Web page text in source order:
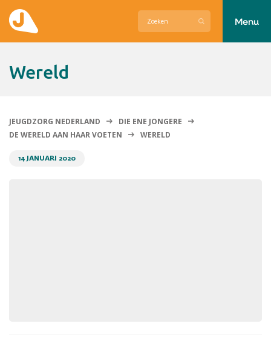
Menu
wereld
JEUGDZORG NEDERLAND
DIE ENE JONGERE
DE WERELD AAN HAAR VOETEN
WERELD
14 JANUARI 2020